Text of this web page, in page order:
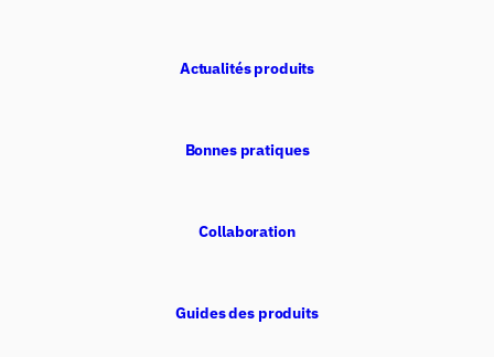
Actualités produits
Bonnes pratiques
Collaboration
Guides des produits